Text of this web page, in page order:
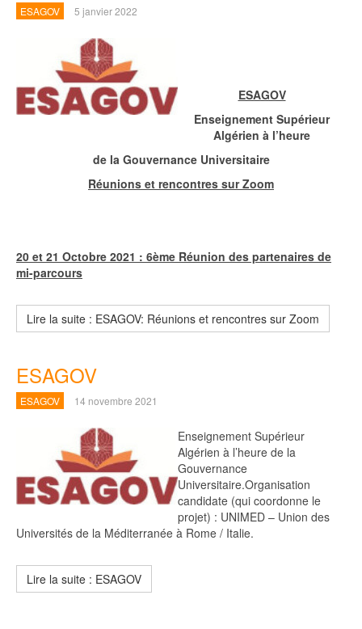
ESAGOV 5 janvier 2022
ESAGOV
Enseignement Supérieur
Algérien à l’heure
de la Gouvernance Universitaire
Réunions et rencontres sur Zoom
20 et 21 Octobre 2021 : 6ème Réunion des partenaires de
mi-parcours
Lire la suite : ESAGOV: Réunions et rencontres sur Zoom
ESAGOV
ESAGOV 14 novembre 2021
Enseignement Supérieur
Algérien à l’heure de la
Gouvernance
Universitaire.Organisation
candidate (qui coordonne le
projet) : UNIMED – Union des
Universités de la Méditerranée à Rome / Italie.
Lire la suite : ESAGOV